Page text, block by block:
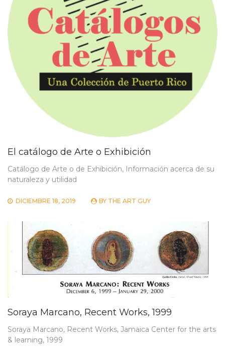
El catálogo de Arte o Exhibición
Catálogo de Arte o de Exhibición, Información acerca de su
naturaleza y utilidad
DICIEMBRE 18, 2019 BY THE ART GUY
Soraya Marcano, Recent Works, 1999
Soraya Marcano, Recent Works, Jamaica Center for the arts
& learning, 1999